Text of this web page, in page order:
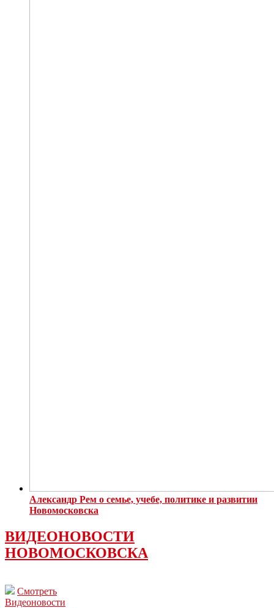
Александр Рем о семье, учебе, политике и развитии
Новомосковска
ВИДЕОНОВОСТИ
НОВОМОСКОВСКА
Смотреть
Видеоновости